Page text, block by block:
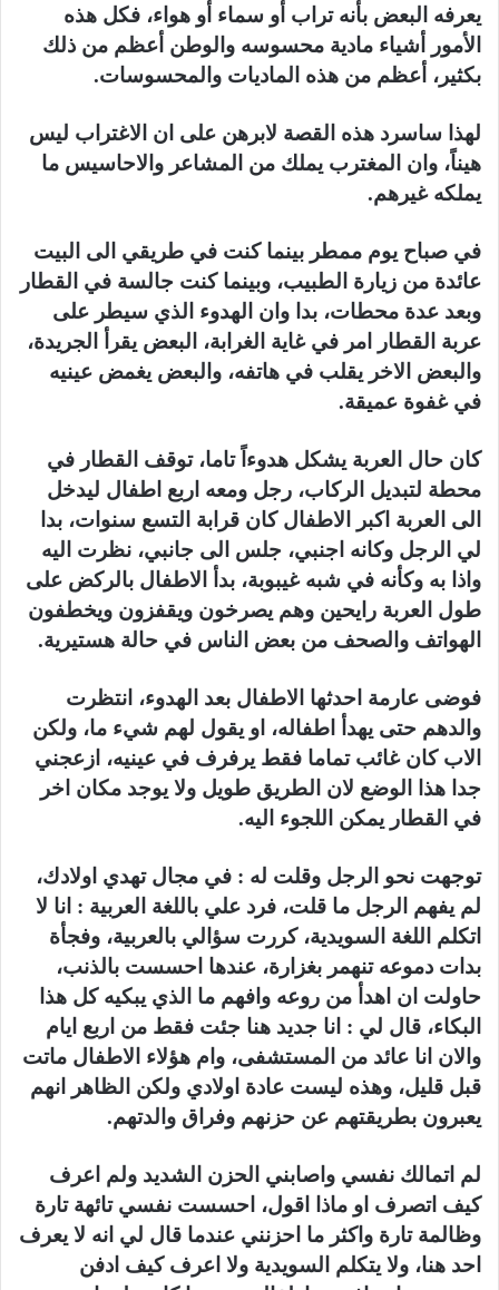
يعرفه البعض بأنه تراب أو سماء أو هواء، فكل هذه
الأمور أشياء مادية محسوسه والوطن أعظم من ذلك
بكثير، أعظم من هذه الماديات والمحسوسات.
لهذا ساسرد هذه القصة لابرهن على ان الاغتراب ليس
هيناً، وان المغترب يملك من المشاعر والاحاسيس ما
يملكه غيرهم.
في صباح يوم ممطر بينما كنت في طريقي الى البيت
عائدة من زيارة الطبيب، وبينما كنت جالسة في القطار
وبعد عدة محطات، بدا وان الهدوء الذي سيطر على
عربة القطار امر في غاية الغرابة، البعض يقرأ الجريدة،
والبعض الاخر يقلب في هاتفه، والبعض يغمض عينيه
في غفوة عميقة.
كان حال العربة يشكل هدوءاً تاما، توقف القطار في
محطة لتبديل الركاب، رجل ومعه اربع اطفال ليدخل
الى العربة اكبر الاطفال كان قرابة التسع سنوات، بدا
لي الرجل وكانه اجنبي، جلس الى جانبي، نظرت اليه
واذا به وكأنه في شبه غيبوبة، بدأ الاطفال بالركض على
طول العربة رايحين وهم يصرخون ويقفزون ويخطفون
الهواتف والصحف من بعض الناس في حالة هستيرية.
فوضى عارمة احدثها الاطفال بعد الهدوء، انتظرت
والدهم حتى يهدأ اطفاله، او يقول لهم شيء ما، ولكن
الاب كان غائب تماما فقط يرفرف في عينيه، ازعجني
جدا هذا الوضع لان الطريق طويل ولا يوجد مكان اخر
في القطار يمكن اللجوء اليه.
توجهت نحو الرجل وقلت له : في مجال تهدي اولادك،
لم يفهم الرجل ما قلت، فرد علي باللغة العربية : انا لا
اتكلم اللغة السويدية، كررت سؤالي بالعربية، وفجأة
بدات دموعه تنهمر بغزارة، عندها احسست بالذنب،
حاولت ان اهدأ من روعه وافهم ما الذي يبكيه كل هذا
البكاء، قال لي : انا جديد هنا جئت فقط من اربع ايام
والان انا عائد من المستشفى، وام هؤلاء الاطفال ماتت
قبل قليل، وهذه ليست عادة اولادي ولكن الظاهر انهم
يعبرون بطريقتهم عن حزنهم وفراق والدتهم.
لم اتمالك نفسي واصابني الحزن الشديد ولم اعرف
كيف اتصرف او ماذا اقول، احسست نفسي تائهة تارة
وظالمة تارة واكثر ما احزنني عندما قال لي انه لا يعرف
احد هنا، ولا يتكلم السويدية ولا اعرف كيف ادفن